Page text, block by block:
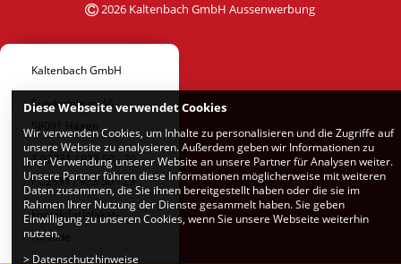
2026 Kaltenbach GmbH Aussenwerbung
Kaltenbach GmbH
Sunderlohstr. 46
58091 Hagen
T 02331 / 933 50 - 20
F 02331 / 933 50 - 29
kontakt[at]plakat-
wirkt.de
Diese Webseite verwendet Cookies
Wir verwenden Cookies, um Inhalte zu personalisieren und die Zugriffe auf
unsere Website zu analysieren. Außerdem geben wir Informationen zu
Ihrer Verwendung unserer Website an unsere Partner für Analysen weiter.
Unsere Partner führen diese Informationen möglicherweise mit weiteren
Daten zusammen, die Sie ihnen bereitgestellt haben oder die sie im
Rahmen Ihrer Nutzung der Dienste gesammelt haben. Sie geben
Einwilligung zu unseren Cookies, wenn Sie unsere Webseite weiterhin
nutzen.
> Datenschutzhinweise